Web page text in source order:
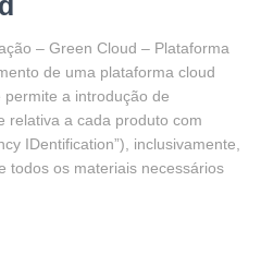
– Green Cloud – Plataforma
de uma plataforma cloud
a introdução de
relativa a cada produto com
IDentification”), inclusivamente,
todos os materiais necessários